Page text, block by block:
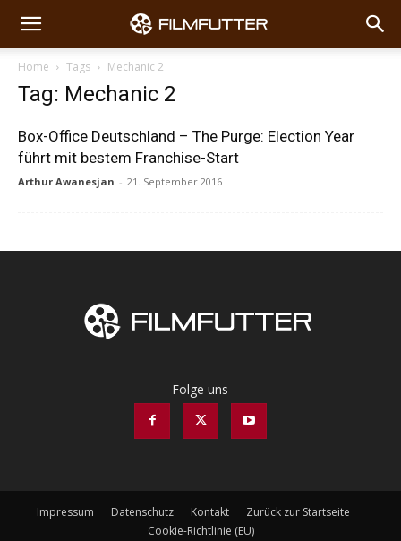
Home Tags Mechanic 2
Tag: Mechanic 2
Box-Office Deutschland – The Purge: Election Year
führt mit bestem Franchise-Start
Arthur Awanesjan - 21. September 2016
Folge uns
Impressum Datenschutz Kontakt
Zurück zur Startseite
Cookie-Richtlinie (EU)